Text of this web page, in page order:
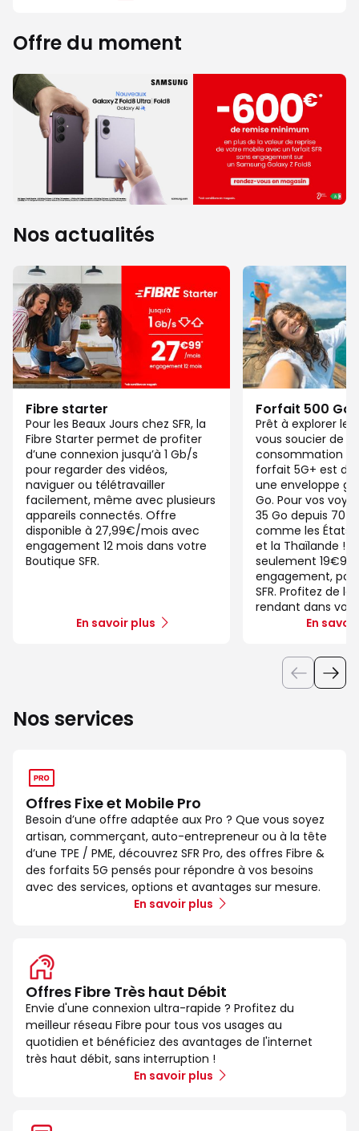
Offre du moment
Nos actualités
Fibre starter
Pour les Beaux Jours chez SFR, la
Fibre Starter permet de profiter
d’une connexion jusqu’à 1 Gb/s
pour regarder des vidéos,
naviguer ou télétravailler
facilement, même avec plusieurs
appareils connectés. Offre
disponible à 27,99€/mois avec
engagement 12 mois dans votre
Boutique SFR.
En savoir plus
Forfait 500 Go
Prêt à explorer le
vous soucier de
consommation
forfait 5G+ est
une enveloppe
Go. Pour vos
35 Go depuis 70
comme les États-
et la Thaïlande !
seulement
engagement,
SFR. Profitez de
rendant dans
En
Nos services
Offres Fixe et Mobile Pro
Besoin d’une offre adaptée aux Pro ? Que vous soyez
artisan, commerçant, auto-entrepreneur ou à la tête
d’une TPE / PME, découvrez SFR Pro, des offres Fibre &
des forfaits 5G pensés pour répondre à vos besoins
avec des services, options et avantages sur mesure.
En savoir plus
Offres Fibre Très haut Débit
Envie d'une connexion ultra-rapide ? Profitez du
meilleur réseau Fibre pour tous vos usages au
quotidien et bénéficiez des avantages de l'internet
très haut débit, sans interruption !
En savoir plus